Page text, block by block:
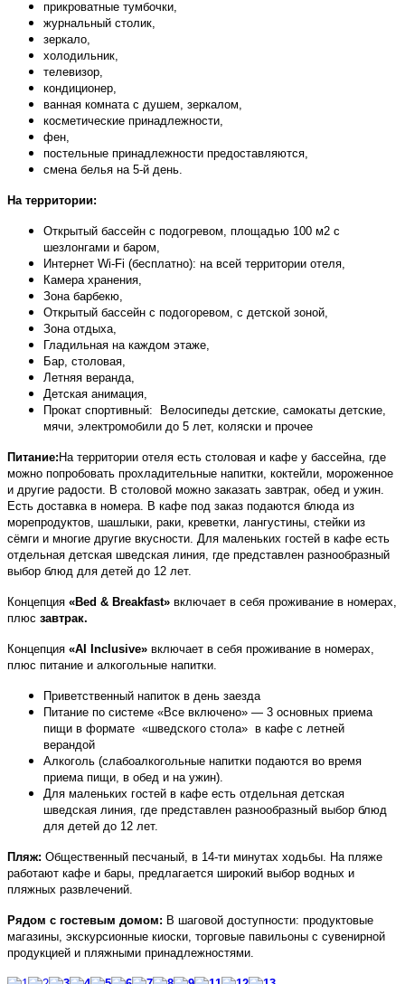
прикроватные тумбочки,
журнальный столик,
зеркало,
холодильник,
телевизор,
кондиционер,
ванная комната с душем, зеркалом,
косметические принадлежности,
фен,
постельные принадлежности предоставляются,
смена белья на 5-й день.
На территории:
Открытый бассейн с подогревом, площадью 100 м2 с
шезлонгами и баром,
Интернет Wi-Fi (бесплатно): на всей территории отеля,
Камера хранения,
Зона барбекю,
Открытый бассейн с подогоревом, с детской зоной,
Зона отдыха,
Гладильная на каждом этаже,
Бар, столовая,
Летняя веранда,
Детская анимация,
Прокат спортивный: Велосипеды детские, самокаты детские,
мячи, электромобили до 5 лет, коляски и прочее
Питание: На территории отеля есть столовая и кафе у бассейна, где
можно попробовать прохладительные напитки, коктейли, мороженное
и другие радости. В столовой можно заказать завтрак, обед и ужин.
Есть доставка в номера. В кафе под заказ подаются блюда из
морепродуктов, шашлыки, раки, креветки, лангустины, стейки из
сёмги и многие другие вкусности. Для маленьких гостей в кафе есть
отдельная детская шведская линия, где представлен разнообразный
выбор блюд для детей до 12 лет.
Концепция «Bed & Breakfast» включает в себя проживание в номерах,
плюс завтрак.
Концепция «AI Inclusive» включает в себя проживание в номерах,
плюс питание и алкогольные напитки.
Приветственный напиток в день заезда
Питание по системе «Все включено» — 3 основных приема
пищи в формате «шведского стола» в кафе с летней
верандой
Алкоголь (слабоалкогольные напитки подаются во время
приема пищи, в обед и на ужин).
Для маленьких гостей в кафе есть отдельная детская
шведская линия, где представлен разнообразный выбор блюд
для детей до 12 лет.
Пляж: Общественный песчаный, в 14-ти минутах ходьбы. На пляже
работают кафе и бары, предлагается широкий выбор водных и
пляжных развлечений.
Рядом с гостевым домом: В шаговой доступности: продуктовые
магазины, экскурсионные киоски, торговые павильоны с сувенирной
продукцией и пляжными принадлежностями.